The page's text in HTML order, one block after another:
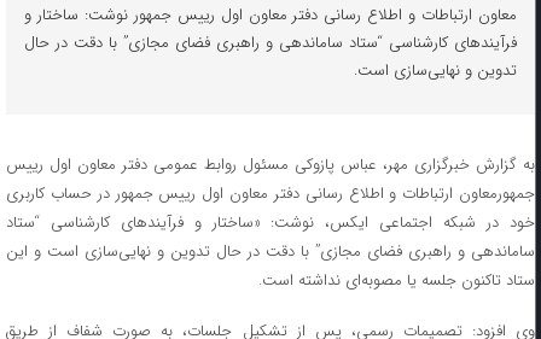
معاون ارتباطات و اطلاع رسانی دفتر معاون اول رییس جمهور نوشت: ساختار و
فرآیندهای کارشناسی “ستاد ساماندهی و راهبری فضای مجازی” با دقت در حال
تدوین و نهایی‌سازی است.
به گزارش خبرگزاری مهر، عباس پازوکی مسئول روابط عمومی دفتر معاون اول رییس
جمهورمعاون ارتباطات و اطلاع رسانی دفتر معاون اول رییس جمهور در حساب کاربری
خود در شبکه اجتماعی ایکس، نوشت: «ساختار و فرآیندهای کارشناسی “ستاد
ساماندهی و راهبری فضای مجازی” با دقت در حال تدوین و نهایی‌سازی است و این
ستاد تاکنون جلسه یا مصوبه‌ای نداشته است.
وی افزود: تصمیمات رسمی، پس از تشکیل جلسات، به صورت شفاف از طریق